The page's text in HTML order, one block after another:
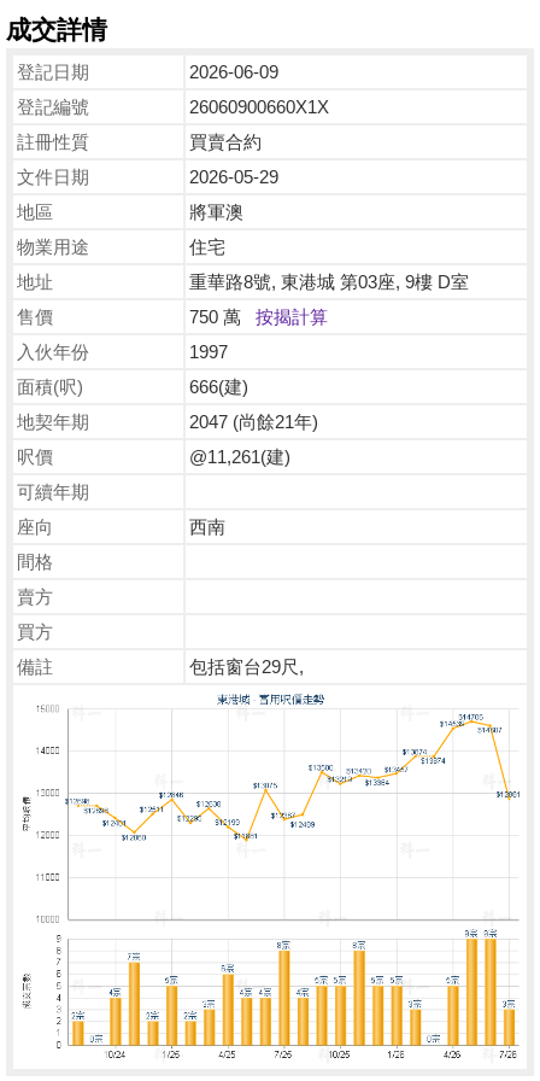
成交詳情
登記日期
2026-06-09
登記編號
26060900660X1X
註冊性質
買賣合約
文件日期
2026-05-29
地區
將軍澳
物業用途
住宅
地址
重華路8號, 東港城 第03座, 9樓 D室
售價
750 萬 按揭計算
入伙年份
1997
面積(呎)
666(建)
地契年期
2047 (尚餘21年)
呎價
@11,261(建)
可續年期
座向
西南
間格
賣方
買方
備註
包括窗台29尺,